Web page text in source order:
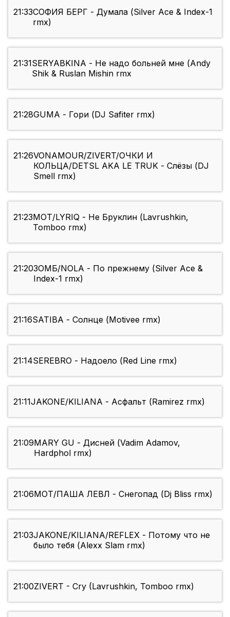
21:33СОФИЯ БЕРГ - Думала (Silver Ace & Index-1
rmx)
21:31SERYABKINA - Не надо больней мне (Andy
Shik & Ruslan Mishin rmx
21:28GUMA - Гори (DJ Safiter rmx)
21:26VONAMOUR/ZIVERT/ОЧКИ И
КОЛЬЦА/DETSL AKA LE TRUK - Слёзы (DJ
Smell rmx)
21:23МОТ/LYRIQ - Не Бруклин (Lavrushkin,
Tomboo rmx)
21:20ЗОМБ/NOLA - По прежнему (Silver Ace &
Index-1 rmx)
21:16SATIBA - Солнце (Motivee rmx)
21:14SEREBRO - Надоело (Red Line rmx)
21:11JAKONE/KILIANA - Асфальт (Ramirez rmx)
21:09MARY GU - Дисней (Vadim Adamov,
Hardphol rmx)
21:06МОТ/ПАША ЛЕВЛ - Снегопад (Dj Bliss rmx)
21:03JAKONE/KILIANA/REFLEX - Потому что не
было тебя (Alexx Slam rmx)
21:00ZIVERT - Cry (Lavrushkin, Tomboo rmx)